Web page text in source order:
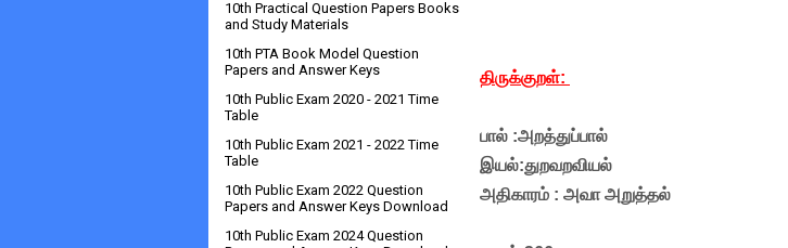
திருக்குறள்:
பால் :அறத்துப்பால்
இயல்:துறவறவியல்
அதிகாரம் : அவா அறுத்தல்
10th Practical Question Papers Books
and Study Materials
10th PTA Book Model Question
Papers and Answer Keys
10th Public Exam 2020 - 2021 Time
Table
10th Public Exam 2021 - 2022 Time
Table
10th Public Exam 2022 Question
Papers and Answer Keys Download
10th Public Exam 2024 Question